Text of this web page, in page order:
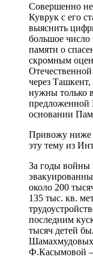
Совершенно
Куврук с его
выяснить
большое
памяти о
скромным
через
нужны только в
предложенной
основании
Привожу ниже
эту тему из
За годы войны
около 200
135 тыс. кв.
последним
тысяч детей
Ф.Касымовой